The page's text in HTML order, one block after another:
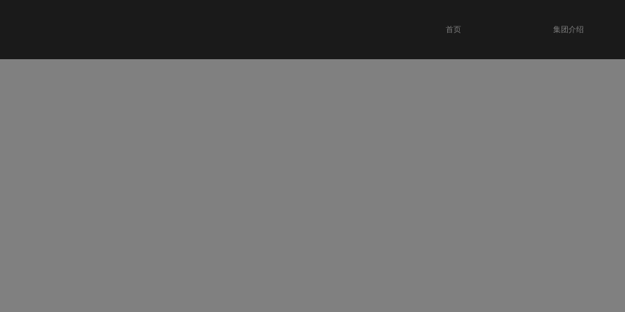
首页 集团介绍